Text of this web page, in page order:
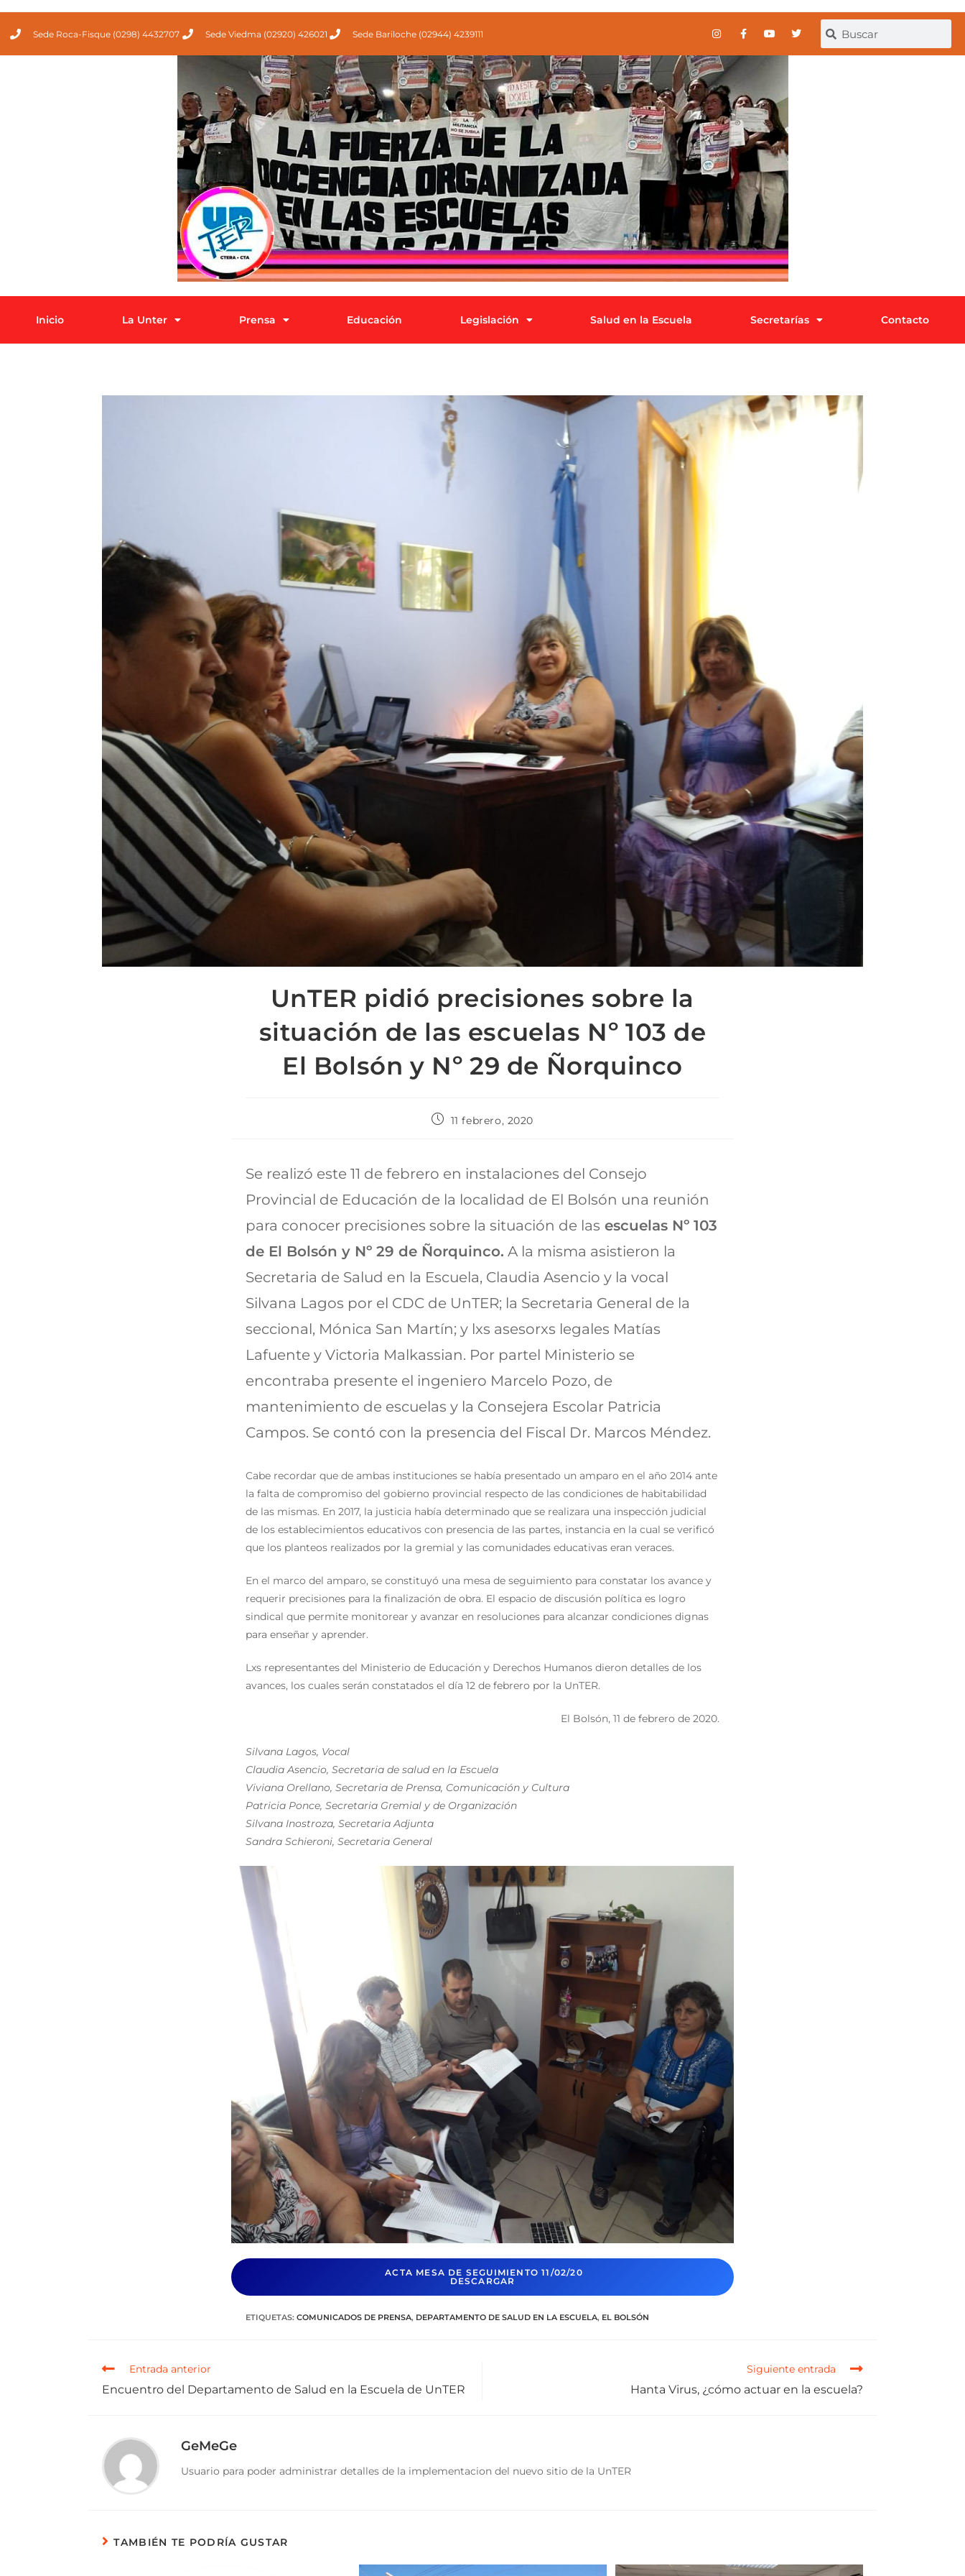
Sede Roca-Fisque (0298) 4432707 Sede Viedma (02920) 426021 Sede Bariloche (02944) 4239111
Inicio La Unter Prensa Educación Legislación Salud en la Escuela Secretarías Contacto
UnTER pidió precisiones sobre la
situación de las escuelas Nº 103 de
El Bolsón y Nº 29 de Ñorquinco
11 febrero, 2020
Se realizó este 11 de febrero en instalaciones del Consejo
Provincial de Educación de la localidad de El Bolsón una reunión
para conocer precisiones sobre la situación de las escuelas Nº 103
de El Bolsón y Nº 29 de Ñorquinco. A la misma asistieron la
Secretaria de Salud en la Escuela, Claudia Asencio y la vocal
Silvana Lagos por el CDC de UnTER; la Secretaria General de la
seccional, Mónica San Martín; y lxs asesorxs legales Matías
Lafuente y Victoria Malkassian. Por partel Ministerio se
encontraba presente el ingeniero Marcelo Pozo, de
mantenimiento de escuelas y la Consejera Escolar Patricia
Campos. Se contó con la presencia del Fiscal Dr. Marcos Méndez.
Cabe recordar que de ambas instituciones se había presentado un amparo en el año 2014 ante
la falta de compromiso del gobierno provincial respecto de las condiciones de habitabilidad
de las mismas. En 2017, la justicia había determinado que se realizara una inspección judicial
de los establecimientos educativos con presencia de las partes, instancia en la cual se verificó
que los planteos realizados por la gremial y las comunidades educativas eran veraces.
En el marco del amparo, se constituyó una mesa de seguimiento para constatar los avance y
requerir precisiones para la finalización de obra. El espacio de discusión política es logro
sindical que permite monitorear y avanzar en resoluciones para alcanzar condiciones dignas
para enseñar y aprender.
Lxs representantes del Ministerio de Educación y Derechos Humanos dieron detalles de los
avances, los cuales serán constatados el día 12 de febrero por la UnTER.
El Bolsón, 11 de febrero de 2020.
Silvana Lagos, Vocal
Claudia Asencio, Secretaria de salud en la Escuela
Viviana Orellano, Secretaria de Prensa, Comunicación y Cultura
Patricia Ponce, Secretaria Gremial y de Organización
Silvana Inostroza, Secretaria Adjunta
Sandra Schieroni, Secretaria General
ACTA MESA DE SEGUIMIENTO 11/02/20
DESCARGAR
ETIQUETAS: COMUNICADOS DE PRENSA, DEPARTAMENTO DE SALUD EN LA ESCUELA, EL BOLSÓN
Entrada anterior
Encuentro del Departamento de Salud en la Escuela de UnTER
Siguiente entrada
Hanta Virus, ¿cómo actuar en la escuela?
GeMeGe
Usuario para poder administrar detalles de la implementacion del nuevo sitio de la UnTER
TAMBIÉN TE PODRÍA GUSTAR